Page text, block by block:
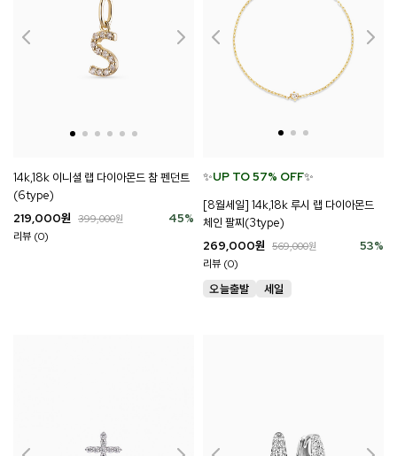
14k,18k 이니셜 랩 다이아몬드 참 펜던트
(6type)
45%
219,000원 399,000원
리뷰 (0)
✨UP TO 57% OFF✨
[8월세일] 14k,18k 루시 랩 다이아몬드
체인 팔찌(3type)
53%
269,000원 569,000원
리뷰 (0)